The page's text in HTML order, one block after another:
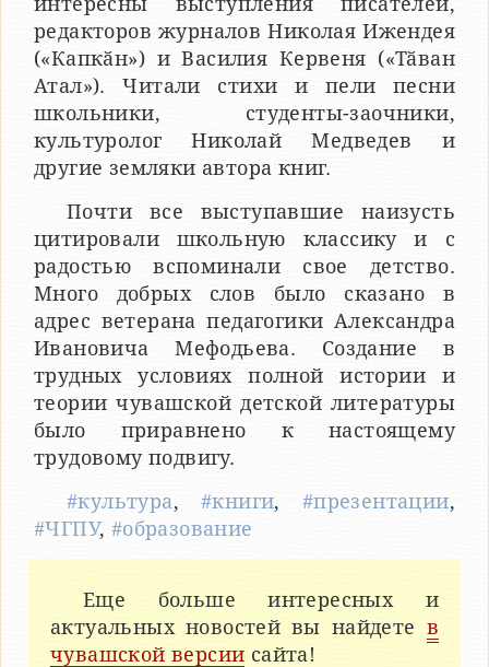
редакторов журналов Николая Ижендея
(«Капкӑн») и Василия Кервеня («Тӑван
Атал»). Читали стихи и пели песни
школьники, студенты-заочники,
культуролог Николай Медведев и
другие земляки автора книг.
Почти все выступавшие наизусть
цитировали школьную классику и с
радостью вспоминали свое детство.
Много добрых слов было сказано в
адрес ветерана педагогики Александра
Ивановича Мефодьева. Создание в
трудных условиях полной истории и
теории чувашской детской литературы
было приравнено к настоящему
трудовому подвигу.
#культура, #книги, #презентации,
#ЧГПУ, #образование
Еще больше интересных и
актуальных новостей вы найдете в
чувашской версии сайта!